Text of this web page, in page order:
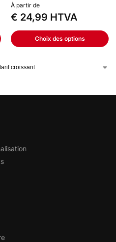
À partir de
€ 24,99 HTVA
Choix des options